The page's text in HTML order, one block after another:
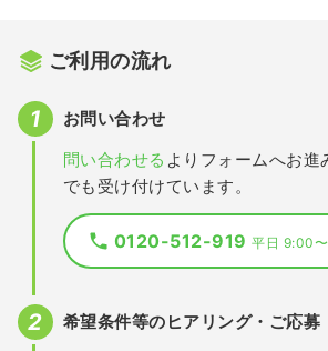
ご利用の流れ
お問い合わせ
問い合わせる よりフォームへお
でも受け付けています。
0120-512-919平日 9:00
希望条件等のヒアリング・ご応募